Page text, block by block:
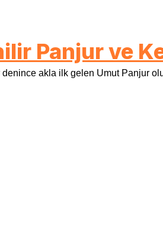
Panjur ve
akla ilk gelen Umut Panjur